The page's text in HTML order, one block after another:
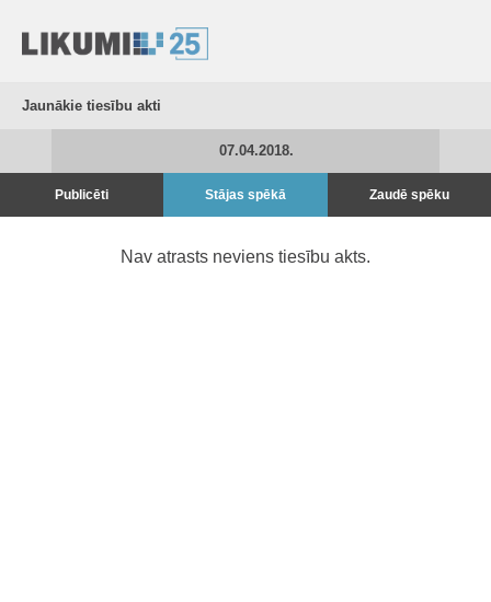
Jaunākie tiesību akti
07.04.2018.
Publicēti Stājas spēkā Zaudē spēku
Nav atrasts neviens tiesību akts.